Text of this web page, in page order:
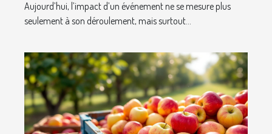
Aujourd’hui, l’impact d’un événement ne se mesure plus
seulement à son déroulement, mais surtout...